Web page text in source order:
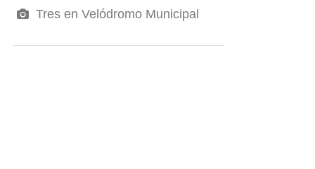
Tres en Velódromo Municipal